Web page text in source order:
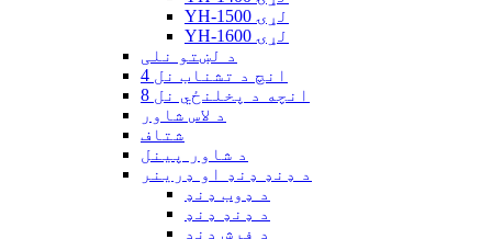
YH-1500 لړۍ
YH-1600 لړۍ
د لښتو نلی
4 انچ د تشناب نل
8 انچه د پخلنځي نل
د لاس شاور
شتاف
د شاور پینل
د ډنډ ډنډ او ډرینر
د ډوب ډنډ
د ډنډ ډنډ
د فرش ډنډ